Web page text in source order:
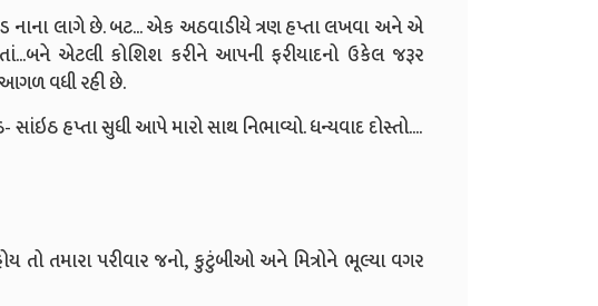
નાના લાગે છે. બટ... એક અઠવાડીયે ત્રણ હપ્તા લખવા અને એ
એટલી કોશિશ કરીને આપની ફરીયાદનો ઉકેલ જરૂર
વધી રહી છે.
હપ્તા સુધી આપે મારો સાથ નિભાવ્યો. ધન્યવાદ દોસ્તો....
તો તમારા પરીવાર જનો, કુટુંબીઓ અને મિત્રોને ભૂલ્યા વગર